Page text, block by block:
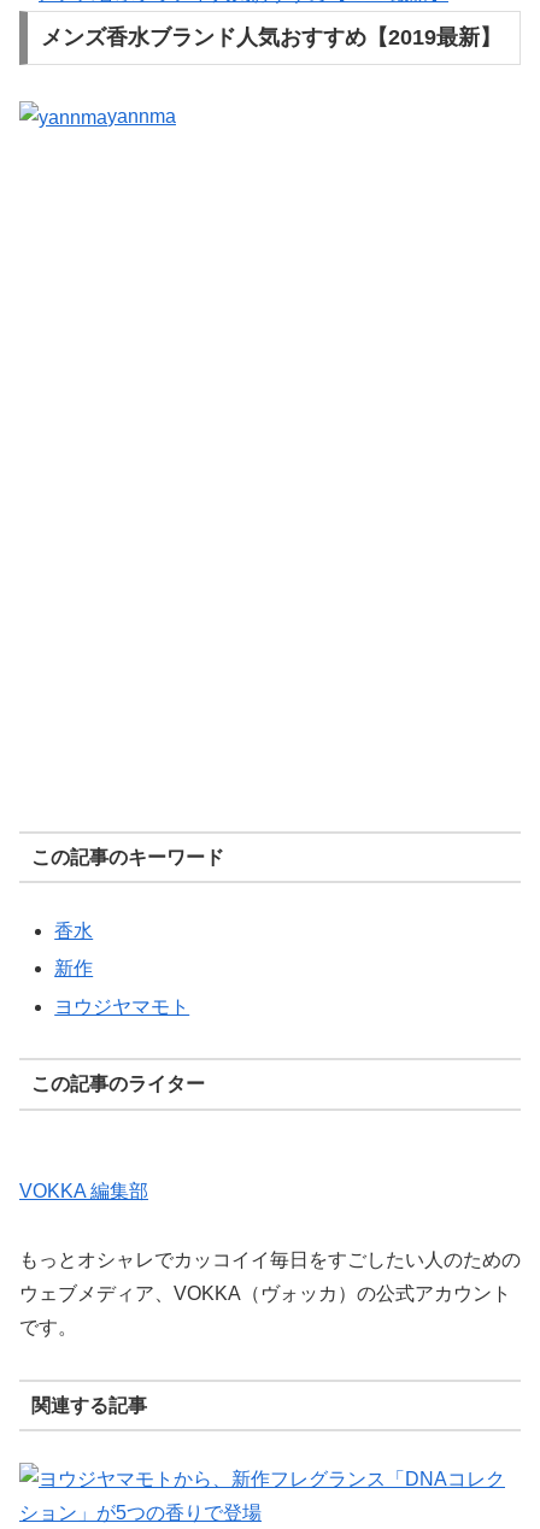
メンズ香水ブランド人気おすすめ【2019最新】
yannma
この記事のキーワード
香水
新作
ヨウジヤマモト
この記事のライター
VOKKA 編集部
もっとオシャレでカッコイイ毎日をすごしたい人のための
ウェブメディア、VOKKA（ヴォッカ）の公式アカウント
です。
関連する記事